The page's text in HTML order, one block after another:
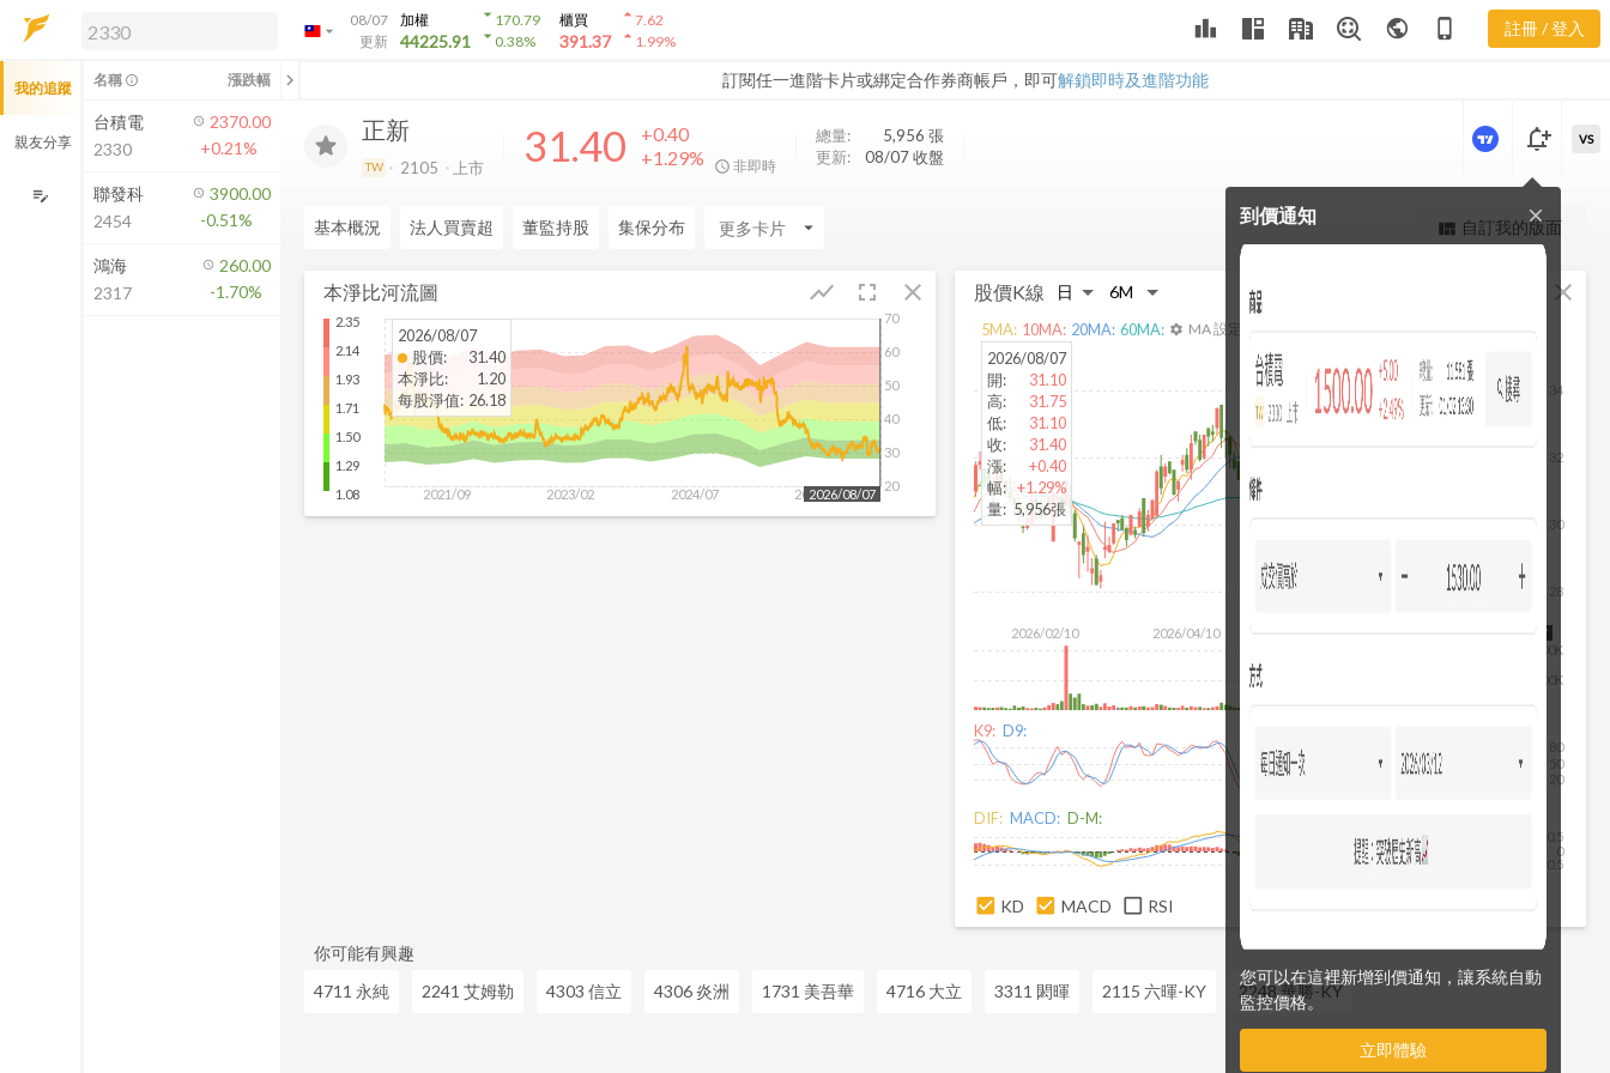
arrow_drop_down
08/07
更新
加權
44225.91
arrow_drop_down170.79
arrow_drop_down0.38%
櫃買
391.37
arrow_drop_up7.62
arrow_drop_up1.99% leaderboard public phone_iphone 註冊 / 登入
訂閱任一進階卡片或綁定合作券商帳戶，即可解鎖即時及進階功能
解鎖即時行情及進階功能
方案」，即可解鎖以下功能：
即時行情
即時市況與排行
成交金額熱力圖
前往方案訂閱
如何綁定合作券商
河流圖
正新
TW 2105 上市 31.40
+0.40
+1.29%
非即時
總量: 5,956 張
更新:
08/07 收盤
更強大的進階價量圖表
notification_add
到價通知
您可以在這裡新增到價通知，讓系統自動
監控價格。
立即體驗
close
VS
基本概況 法人買賣超 董監持股 集保分布 arrow_drop_down view_quilt 自訂我的版面
本淨比河流圖 fullscreen close
show_chart
2.35
2.14
1.93
1.71
1.50
1.29
1.08
2021/09 2023/02 2024/07 2025/11
20
30
40
50
60
70
2026/08/07
2026/08/07
股價:
31.40
本淨比:
1.20
每股淨值: 26.18
股價K線 close
2026/02/10 2026/04/10
28
30
32
34
2026/08/07
100K
200K
2026/08/07
開:
31.10
高:
31.75
低:
31.10
收:
31.40
漲:
+0.40
幅: +1.29%
量: 5,956張
5MA: 10MA: 20MA: 60MA: settings MA 設定
K9: D9:
20
50
80
DIF: MACD: D-M:
-0.5
0
0.5
KD MACD RSI
你可能有興趣
4711 永純
2241 艾姆勒 4303 信立 4306 炎洲 1731 美吾華 4716 大立 3311 閎暉 2115 六暉-KY 2248 華勝-KY
我的追蹤
親友分享
edit_note
名稱 info_outline 漲跌幅 chevron_left
台積電
2330
2370.00
+0.21%
聯發科
2454
3900.00
-0.51%
鴻海
2317
260.00
-1.70%